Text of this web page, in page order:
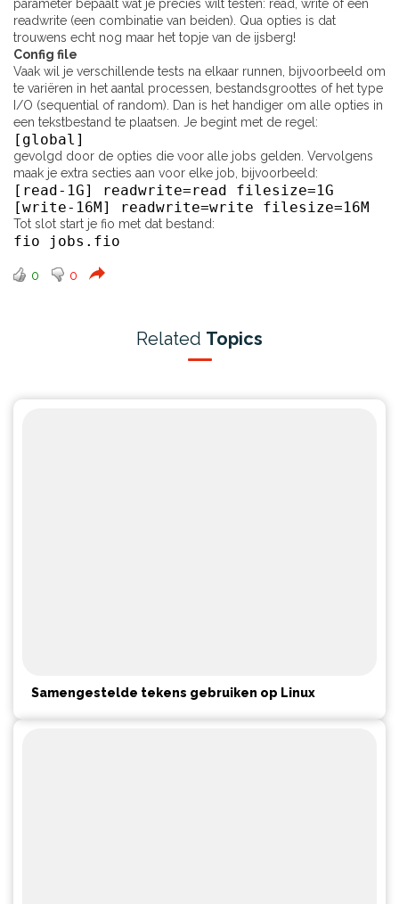
parameter bepaalt wat je precies wilt testen: read, write of een
readwrite (een combinatie van beiden). Qua opties is dat
trouwens echt nog maar het topje van de ijsberg!
Config file
Vaak wil je verschillende tests na elkaar runnen, bijvoorbeeld om
te variëren in het aantal processen, bestandsgroottes of het type
I/O (sequential of random). Dan is het handiger om alle opties in
een tekstbestand te plaatsen. Je begint met de regel:
[global]
gevolgd door de opties die voor alle jobs gelden. Vervolgens
maak je extra secties aan voor elke job, bijvoorbeeld:
[read-1G] readwrite=read filesize=1G
[write-16M] readwrite=write filesize=16M
Tot slot start je fio met dat bestand:
fio jobs.fio
0 0
Related Topics
Samengestelde tekens gebruiken op Linux